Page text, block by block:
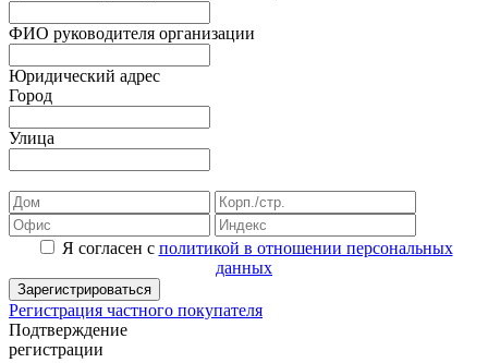
ФИО руководителя организации
Юридический адрес
Город
Улица
Я согласен с политикой в отношении персональных
данных
Зарегистрироваться
Регистрация частного покупателя
Подтверждение
регистрации